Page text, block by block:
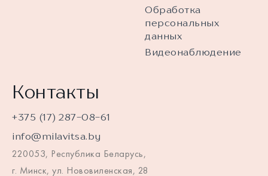
Обработка
персональных
данных
Видеонаблюдение
Контакты
+375 (17) 287-08-61
info@milavitsa.by
220053, Республика Беларусь,
г. Минск, ул. Нововиленская, 28